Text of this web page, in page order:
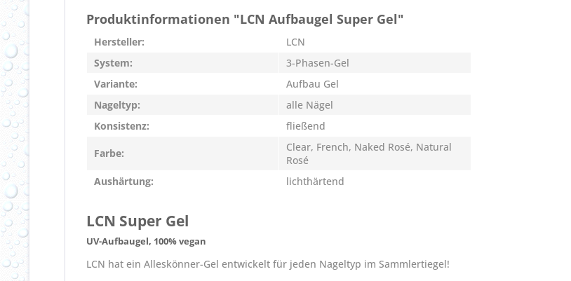
Produktinformationen "LCN Aufbaugel Super Gel"
Hersteller:
LCN
System:
3-Phasen-Gel
Variante:
Aufbau Gel
Nageltyp:
alle Nägel
Konsistenz:
fließend
Farbe:
Clear, French, Naked Rosé, Natural
Rosé
Aushärtung:
lichthärtend
LCN Super Gel
UV-Aufbaugel, 100% vegan
LCN hat ein Alleskönner-Gel entwickelt für jeden Nageltyp im Sammlertiegel!